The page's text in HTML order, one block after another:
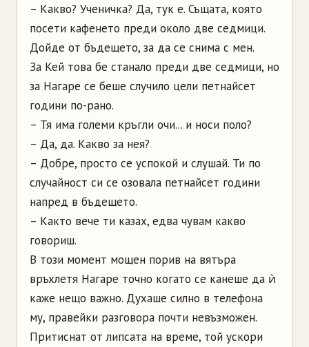
– Какво? Ученичка? Да, тук е. Същата, която
посети кафенето преди около две седмици.
Дойде от бъдещето, за да се снима с мен.
За Кей това бе станало преди две седмици, но
за Нагаре се беше случило цели петнайсет
години по-рано.
– Тя има големи кръгли очи... и носи поло?
– Да, да. Какво за нея?
– Добре, просто се успокой и слушай. Ти по
случайност си се озовала петнайсет години
напред в бъдещето.
– Както вече ти казах, едва чувам какво
говориш.
В този момент мощен порив на вятъра
връхлетя Нагаре точно когато се канеше да ѝ
каже нещо важно. Духаше силно в телефона
му, правейки разговора почти невъзможен.
Притиснат от липсата на време, той ускори